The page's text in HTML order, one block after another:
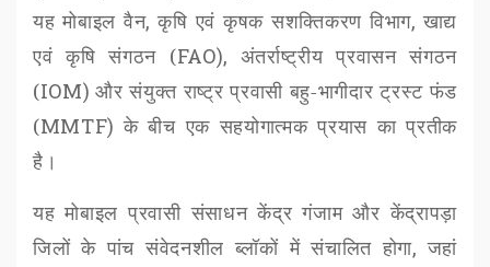
यह मोबाइल वैन,कृषि एवं कृषक सशक्तिकरण विभाग,खाद्य
एवं कृषि संगठन (FAO), अंतर्राष्ट्रीय प्रवासन संगठन
(IOM)और संयुक्त राष्ट्र प्रवासी बहु-भागीदार ट्रस्ट फंड
(MMTF)के बीच एक सहयोगात्मक प्रयास का प्रतीक
है।
यह मोबाइल प्रवासी संसाधन केंद्र गंजाम और केंद्रापड़ा
जिलों के पांच संवेदनशील ब्लॉकों में संचालित होगा,जहां